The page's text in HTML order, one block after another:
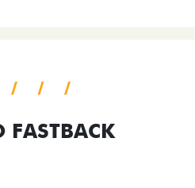
FASTBACK